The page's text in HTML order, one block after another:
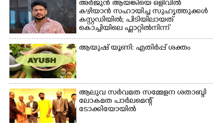
അർജുൻ ആയങ്കിയെ ഒളിവിൽ
കഴിയാൻ സഹായിച്ച സുഹൃത്തുക്കൾ
കസ്റ്റഡിയിൽ; പിടിയിലായത്
കൊച്ചിയിലെ ഫ്ലാറ്റിൽനിന്ന്
ആയുഷ് യൂണി: എതിർപ്പ് ശക്തം
ആലുവ സർവമത സമ്മേളന ശതാബ്ദി
ലോകമത പാർലമെന്റ്
ടോക്കിയോയിൽ